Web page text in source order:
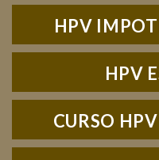
HPV
HPV
CURSO